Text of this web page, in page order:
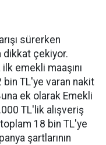
sürerken
dikkat çekiyor.
ilk emekli maaşını
bin TL'ye varan nakit
ek olarak Emekli
TL'lik alışveriş
18 bin TL'ye
şartlarının